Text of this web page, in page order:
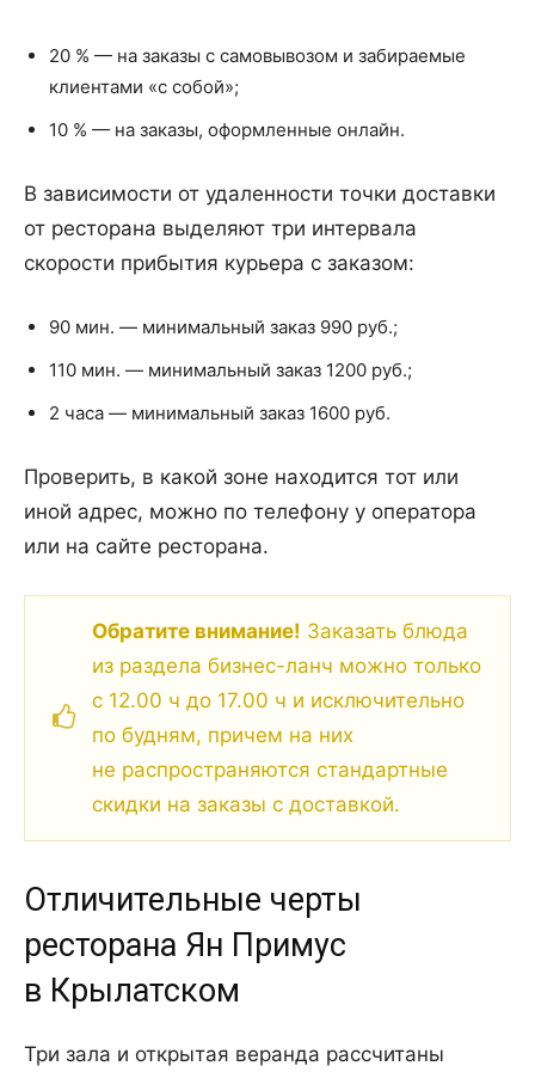
20 % — на заказы с самовывозом и забираемые
клиентами «с собой»;
10 % — на заказы, оформленные онлайн.
В зависимости от удаленности точки доставки
от ресторана выделяют три интервала
скорости прибытия курьера с заказом:
90 мин. — минимальный заказ 990 руб.;
110 мин. — минимальный заказ 1200 руб.;
2 часа — минимальный заказ 1600 руб.
Проверить, в какой зоне находится тот или
иной адрес, можно по телефону у оператора
или на сайте ресторана.
Обратите внимание! Заказать блюда
из раздела бизнес-ланч можно только
с 12.00 ч до 17.00 ч и исключительно
по будням, причем на них
не распространяются стандартные
скидки на заказы с доставкой.
Отличительные черты
ресторана Ян Примус
в Крылатском
Три зала и открытая веранда рассчитаны